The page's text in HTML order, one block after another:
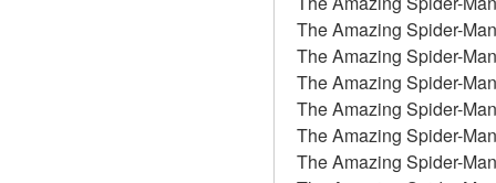
The Amazing Spider-
The Amazing Spider-
The Amazing Spider-
The Amazing Spider-
The Amazing Spider-
The Amazing Spider-